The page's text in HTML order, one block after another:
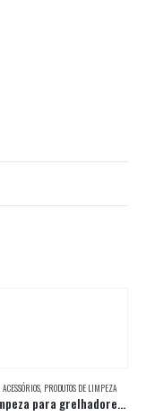
ACESSÓRIOS PRODUTOS DE LIMPEZA
Kit de limpeza para grelhadores Q e Pulse